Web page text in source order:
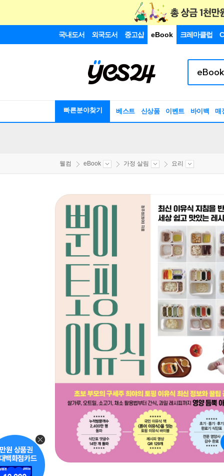
국내도서 외국도서 중고샵 eBook 크레마클럽
빠른분야찾기 베스트 신상품 이벤트 바이백 매
웰컴 eBook 가정 살림 요리